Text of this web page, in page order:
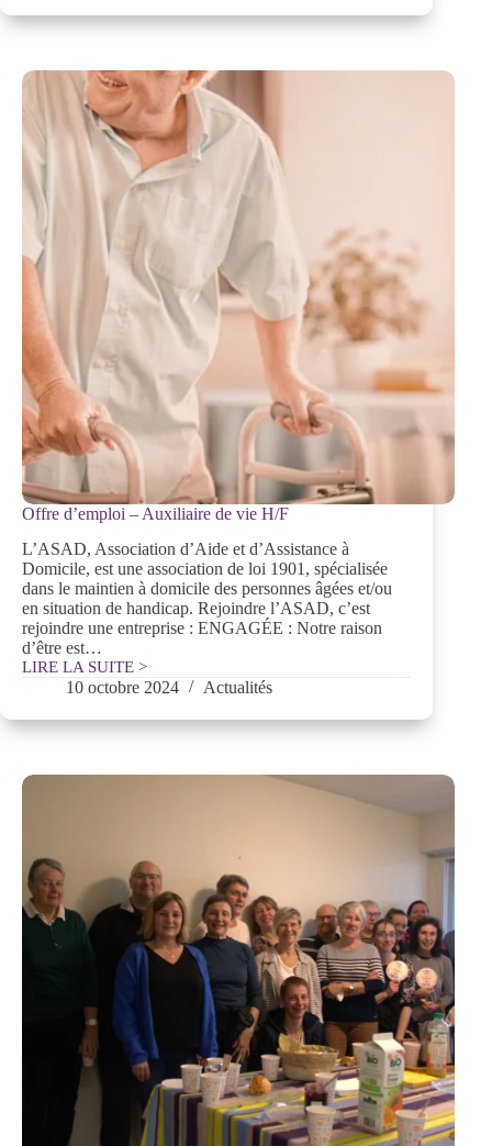
Offre d’emploi – Auxiliaire de vie H/F
L’ASAD, Association d’Aide et d’Assistance à
Domicile, est une association de loi 1901, spécialisée
dans le maintien à domicile des personnes âgées et/ou
en situation de handicap. Rejoindre l’ASAD, c’est
rejoindre une entreprise : ENGAGÉE : Notre raison
d’être est…
LIRE LA SUITE >
Offre
d’emploi
Auxiliaire
H/F
10 octobre 2024 Actualités